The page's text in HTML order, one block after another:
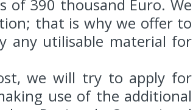
390 thousand Euro. We
that is why we offer to
any utilisable material for
we will try to apply for
use of the additional